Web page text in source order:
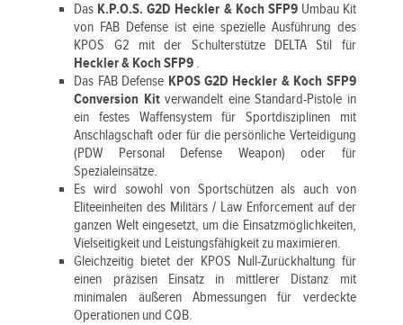
Das K.P.O.S. G2D Heckler & Koch SFP9 Umbau Kit
von FAB Defense ist eine spezielle Ausführung des
KPOS G2 mit der Schulterstütze DELTA Stil für
Heckler & Koch SFP9 .
Das FAB Defense KPOS G2D Heckler & Koch SFP9
Conversion Kitverwandelt eine Standard-Pistole in
ein festes Waffensystem für Sportdisziplinen mit
Anschlagschaft oder für die persönliche Verteidigung
(PDW Personal Defense Weapon) oder für
Spezialeinsätze.
Es wird sowohl von Sportschützen als auch von
Eliteeinheiten des Militärs / Law Enforcement auf der
ganzen Welt eingesetzt, um die Einsatzmöglichkeiten,
Vielseitigkeit und Leistungsfähigkeit zu maximieren.
Gleichzeitig bietet der KPOS Null-Zurückhaltung für
einen präzisen Einsatz in mittlerer Distanz mit
minimalen äußeren Abmessungen für verdeckte
Operationen und CQB.